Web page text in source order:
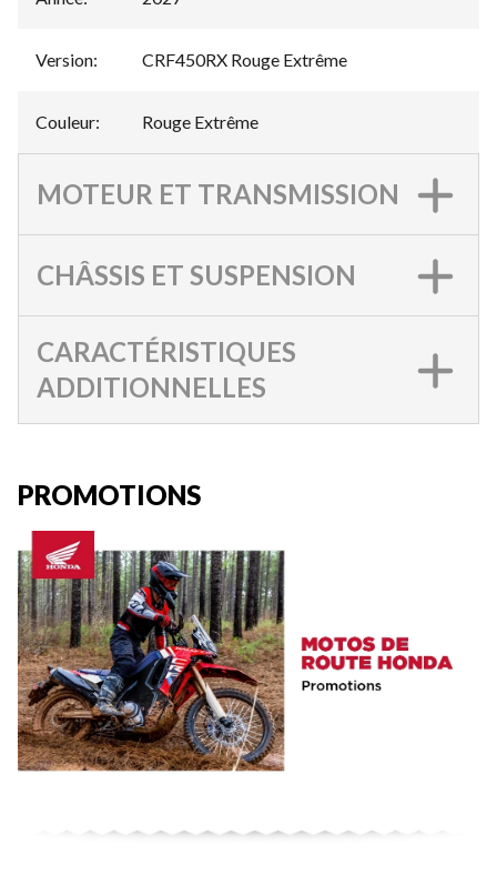
Version: CRF450RX Rouge Extrême
Couleur: Rouge Extrême
MOTEUR ET TRANSMISSION
CHÂSSIS ET SUSPENSION
CARACTÉRISTIQUES
ADDITIONNELLES
PROMOTIONS